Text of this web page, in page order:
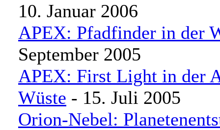
10. Januar 2006
APEX: Pfadfinder in der
September 2005
APEX: First Light in der
Wüste - 15. Juli 2005
Orion-Nebel: